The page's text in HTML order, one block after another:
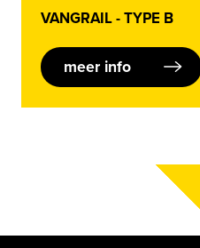
VANGRAIL - TYPE B
meer info